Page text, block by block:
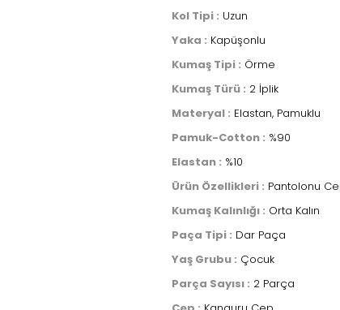
Kol Tipi : Uzun
Yaka : Kapüşonlu
Kumaş Tipi : Örme
Kumaş Türü : 2 İplik
Materyal : Elastan, Pamuklu
Pamuk-Cotton : %90
Elastan : %10
Ürün Özellikleri : Pantolonu
Kumaş Kalınlığı : Orta Kalın
Paça Tipi : Dar Paça
Yaş Grubu : Çocuk
Parça Sayısı : 2 Parça